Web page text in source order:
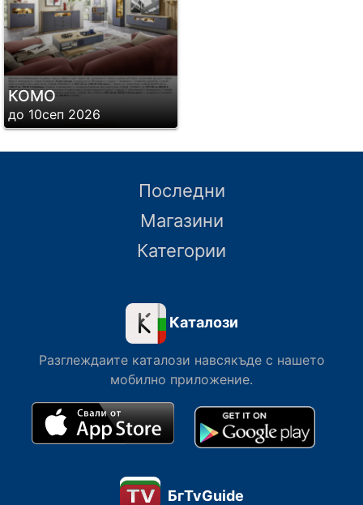
КОМО
до 10сеп 2026
Последни
Магазини
Категории
Каталози
Разглеждаите каталози навсякъде с нашето
мобилно приложение.
БгTvGuide